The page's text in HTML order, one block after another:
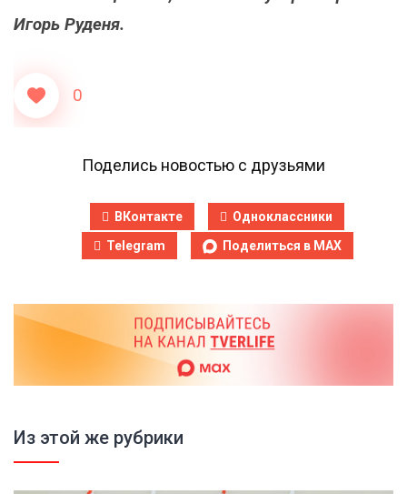
Игорь Руденя.
0
Поделись новостью с друзьями
ВКонтакте
Одноклассники
Telegram
Поделиться в MAX
Из этой же рубрики